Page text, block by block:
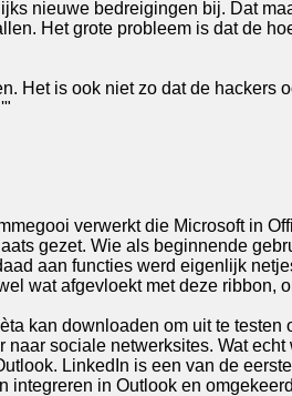
nieuwe bedreigingen bij. Dat
Het grote probleem is dat de
Het is ook niet zo dat de hackers
verwerkt die Microsoft in
gezet. Wie als beginnende
aan functies werd eigenlijk
wat afgevloekt met deze ribbon,
kan downloaden om uit te testen
sociale netwerksites. Wat
LinkedIn is een van de
in Outlook en